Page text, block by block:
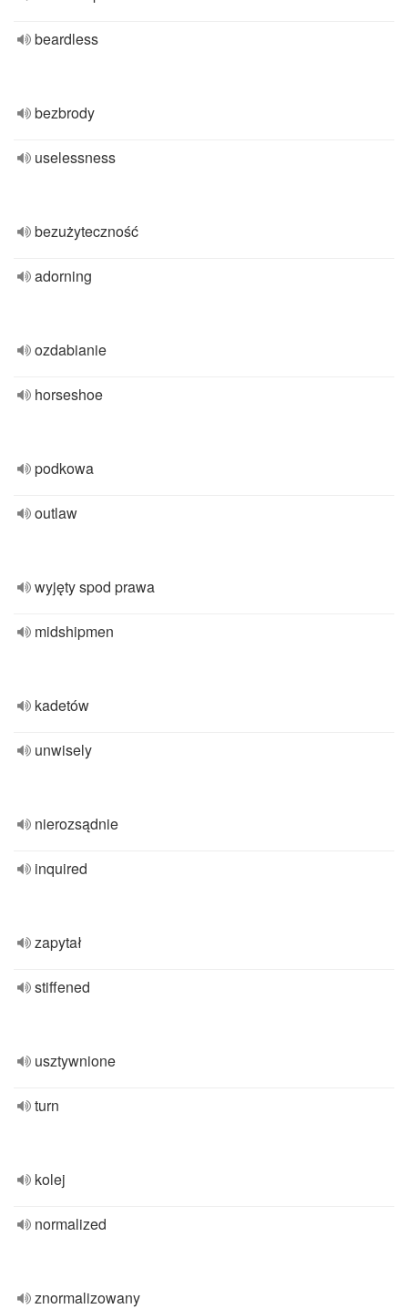
beardless
bezbrody
uselessness
bezużyteczność
adorning
ozdabianie
horseshoe
podkowa
outlaw
wyjęty spod prawa
midshipmen
kadetów
unwisely
nierozsądnie
inquired
zapytał
stiffened
usztywnione
turn
kolej
normalized
znormalizowany